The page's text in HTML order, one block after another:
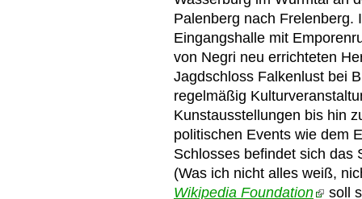
Palenberg nach Frelenberg.
Eingangshalle mit
von Negri neu errichteten
Jagdschloss Falkenlust bei
regelmäßig
Kunstausstellungen bis hin
politischen Events wie dem
Schlosses befindet sich das
(Was ich nicht alles weiß,
Wikipedia Foundation
soll